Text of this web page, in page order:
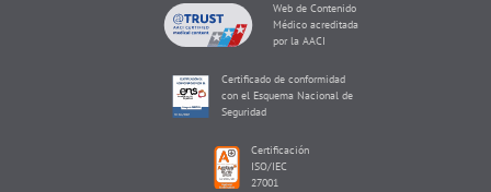
Web de Contenido
Médico acreditada
por la AACI
Certificado de conformidad
con el Esquema Nacional de
Seguridad
Certificación
ISO/IEC
27001